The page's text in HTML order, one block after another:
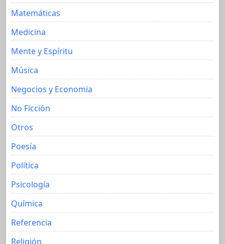
Matemáticas
Medicina
Mente y Espíritu
Música
Negocios y Economia
No Ficción
Otros
Poesía
Política
Psicología
Química
Referencia
Religión